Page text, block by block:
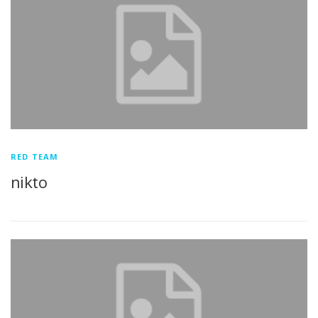
RED TEAM
nikto